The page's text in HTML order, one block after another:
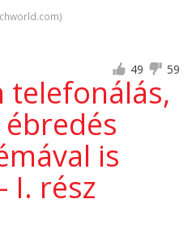
49
59
telefonálás,
ébredés
is
I. rész